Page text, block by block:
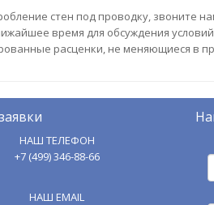
стен под проводку, звоните
время для обсуждения
расценки, не меняющиеся в
НАШ ТЕЛЕФОН
+7 (499) 346-88-66
НАШ EMAIL